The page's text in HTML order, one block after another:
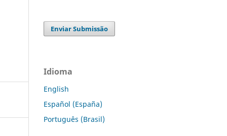
Enviar Submissão
Idioma
English
Español (España)
Português (Brasil)